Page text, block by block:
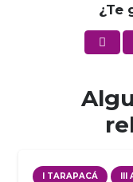
¿Te
I TARAPACÁ III